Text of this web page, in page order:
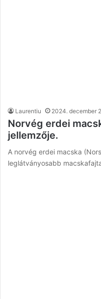
Laurentiu 2024. december
Norvég erdei
jellemzője.
A norvég erdei macska
leglátványosabb